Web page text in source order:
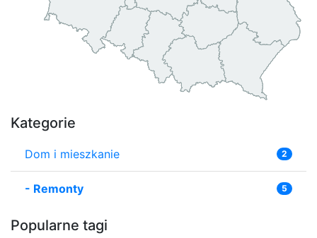
Kategorie
Dom i mieszkanie 2
- Remonty 5
Popularne tagi